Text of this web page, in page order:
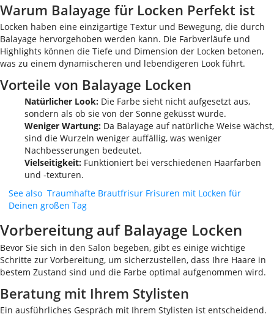
Warum Balayage für Locken Perfekt ist
Locken haben eine einzigartige Textur und Bewegung, die durch
Balayage hervorgehoben werden kann. Die Farbverläufe und
Highlights können die Tiefe und Dimension der Locken betonen,
was zu einem dynamischeren und lebendigeren Look führt.
Vorteile von Balayage Locken
Natürlicher Look: Die Farbe sieht nicht aufgesetzt aus,
sondern als ob sie von der Sonne geküsst wurde.
Weniger Wartung: Da Balayage auf natürliche Weise wächst,
sind die Wurzeln weniger auffällig, was weniger
Nachbesserungen bedeutet.
Vielseitigkeit: Funktioniert bei verschiedenen Haarfarben
und -texturen.
See also Traumhafte Brautfrisur Frisuren mit Locken für
Deinen großen Tag
Vorbereitung auf Balayage Locken
Bevor Sie sich in den Salon begeben, gibt es einige wichtige
Schritte zur Vorbereitung, um sicherzustellen, dass Ihre Haare in
bestem Zustand sind und die Farbe optimal aufgenommen wird.
Beratung mit Ihrem Stylisten
Ein ausführliches Gespräch mit Ihrem Stylisten ist entscheidend.